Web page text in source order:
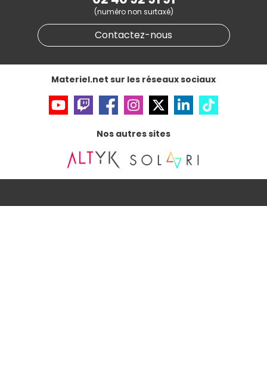
Données personnellesetcookies
Gérer vos cookies
Accessibilité : non conforme
(numéro non surtaxé)
Contactez-nous
Materiel.net sur les réseaux sociaux
Nos autres sites